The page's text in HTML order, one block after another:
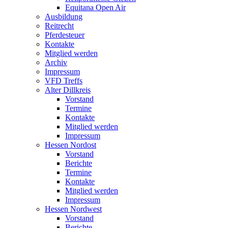
Equitana Open Air
Ausbildung
Reitrecht
Pferdesteuer
Kontakte
Mitglied werden
Archiv
Impressum
VFD Treffs
Alter Dillkreis
Vorstand
Termine
Kontakte
Mitglied werden
Impressum
Hessen Nordost
Vorstand
Berichte
Termine
Kontakte
Mitglied werden
Impressum
Hessen Nordwest
Vorstand